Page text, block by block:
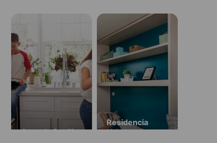
Casa de familia
Residencia
Urbanest